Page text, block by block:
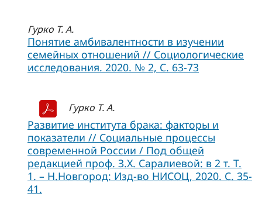
Гурко Т. А.
Понятие амбивалентности в изучении
семейных отношений // Социологические
исследования. 2020. № 2, C. 63-73
Гурко Т. А.
Развитие института брака: факторы и
показатели // Социальные процессы
современной России / Под общей
редакцией проф. З.Х. Саралиевой: в 2 т. Т.
1. – Н.Новгород: Изд-во НИСОЦ, 2020. С. 35-
41.